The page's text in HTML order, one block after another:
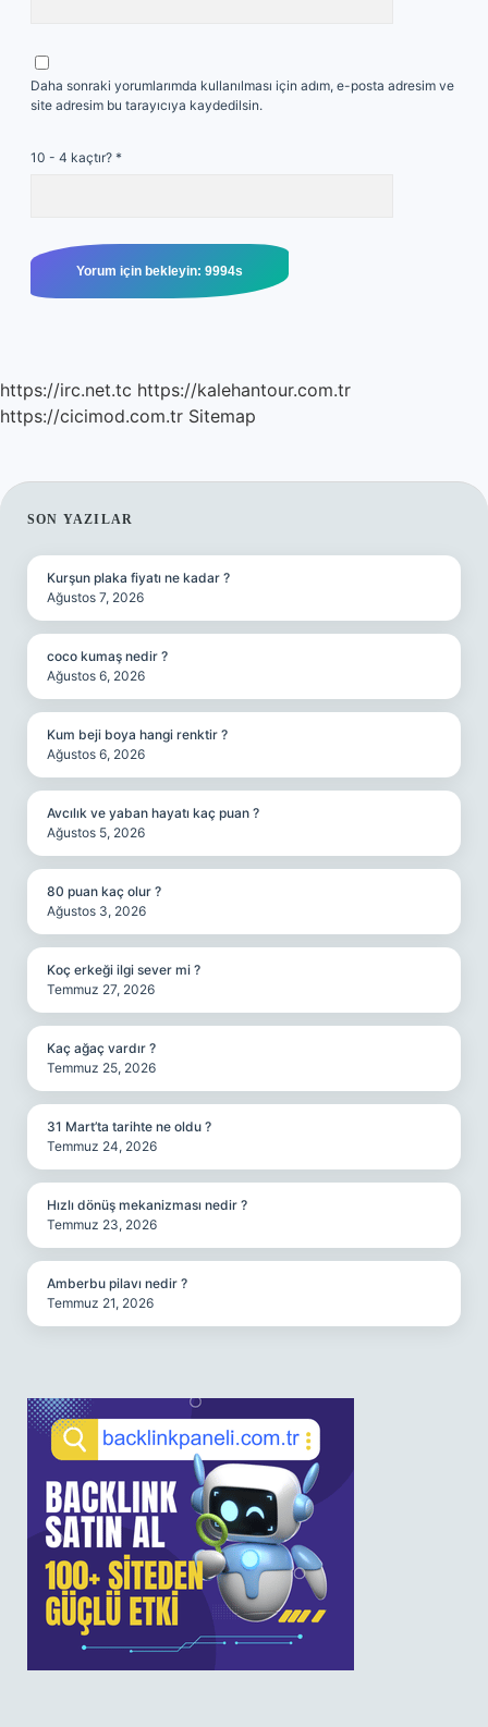
Daha sonraki yorumlarımda kullanılması için adım, e-posta adresim ve
site adresim bu tarayıcıya kaydedilsin.
10 - 4 kaçtır? *
https://irc.net.tc https://kalehantour.com.tr
https://cicimod.com.tr Sitemap
SIDEBAR
SON YAZILAR
Kurşun plaka fiyatı ne kadar ?
Ağustos 7, 2026
coco kumaş nedir ?
Ağustos 6, 2026
Kum beji boya hangi renktir ?
Ağustos 6, 2026
Avcılık ve yaban hayatı kaç puan ?
Ağustos 5, 2026
80 puan kaç olur ?
Ağustos 3, 2026
Koç erkeği ilgi sever mi ?
Temmuz 27, 2026
Kaç ağaç vardır ?
Temmuz 25, 2026
31 Mart’ta tarihte ne oldu ?
Temmuz 24, 2026
Hızlı dönüş mekanizması nedir ?
Temmuz 23, 2026
Amberbu pilavı nedir ?
Temmuz 21, 2026